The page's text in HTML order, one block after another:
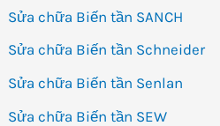
Sửa chữa Biến tần SANCH
Sửa chữa Biến tần Schneider
Sửa chữa Biến tần Senlan
Sửa chữa Biến tần SEW